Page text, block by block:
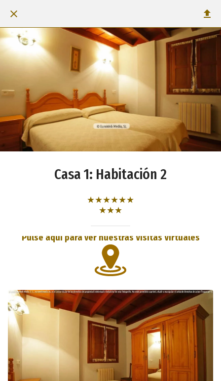
Casa 1: Habitación 2
★★★★★★
★★★
Pulse aquí para ver nuestras Visitas Virtuales